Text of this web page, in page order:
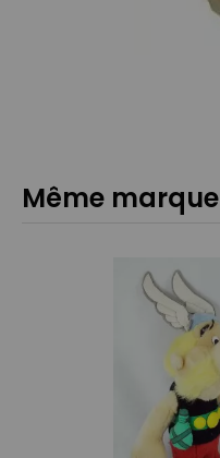
Même marque